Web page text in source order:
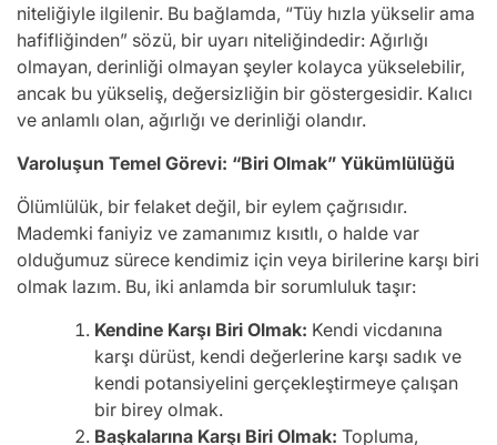
niteliğiyle ilgilenir. Bu bağlamda, “Tüy hızla yükselir ama
hafifliğinden” sözü, bir uyarı niteliğindedir: Ağırlığı
olmayan, derinliği olmayan şeyler kolayca yükselebilir,
ancak bu yükseliş, değersizliğin bir göstergesidir. Kalıcı
ve anlamlı olan, ağırlığı ve derinliği olandır.
Varoluşun Temel Görevi: “Biri Olmak” Yükümlülüğü
Ölümlülük, bir felaket değil, bir eylem çağrısıdır.
Mademki faniyiz ve zamanımız kısıtlı, o halde var
olduğumuz sürece kendimiz için veya birilerine karşı biri
olmak lazım. Bu, iki anlamda bir sorumluluk taşır:
Kendine Karşı Biri Olmak: Kendi vicdanına
karşı dürüst, kendi değerlerine karşı sadık ve
kendi potansiyelini gerçekleştirmeye çalışan
bir birey olmak.
Başkalarına Karşı Biri Olmak: Topluma,